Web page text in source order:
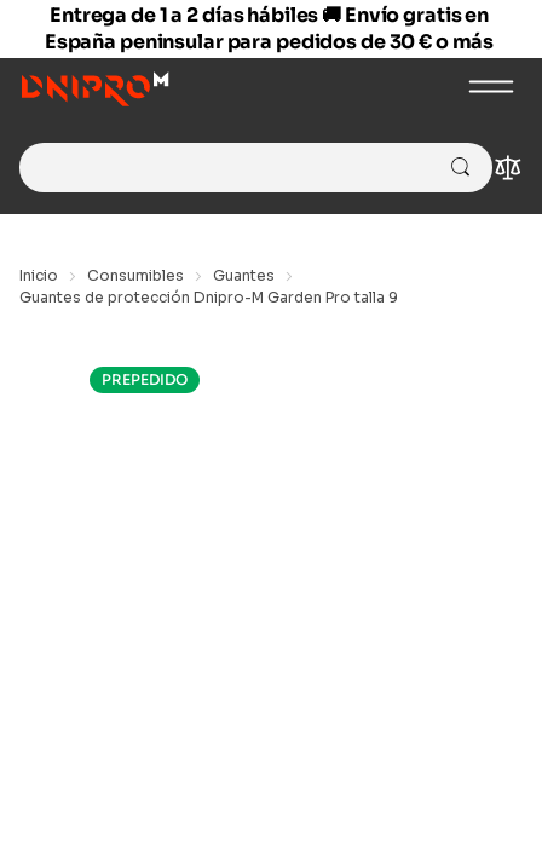
Entrega de 1 a 2 días hábiles 🚚 Envío gratis en
España peninsular para pedidos de 30 € o más
Search
for:
Inicio Consumibles
Guantes
Guantes de protección Dnipro-M Garden Pro talla 9
PREPEDIDO